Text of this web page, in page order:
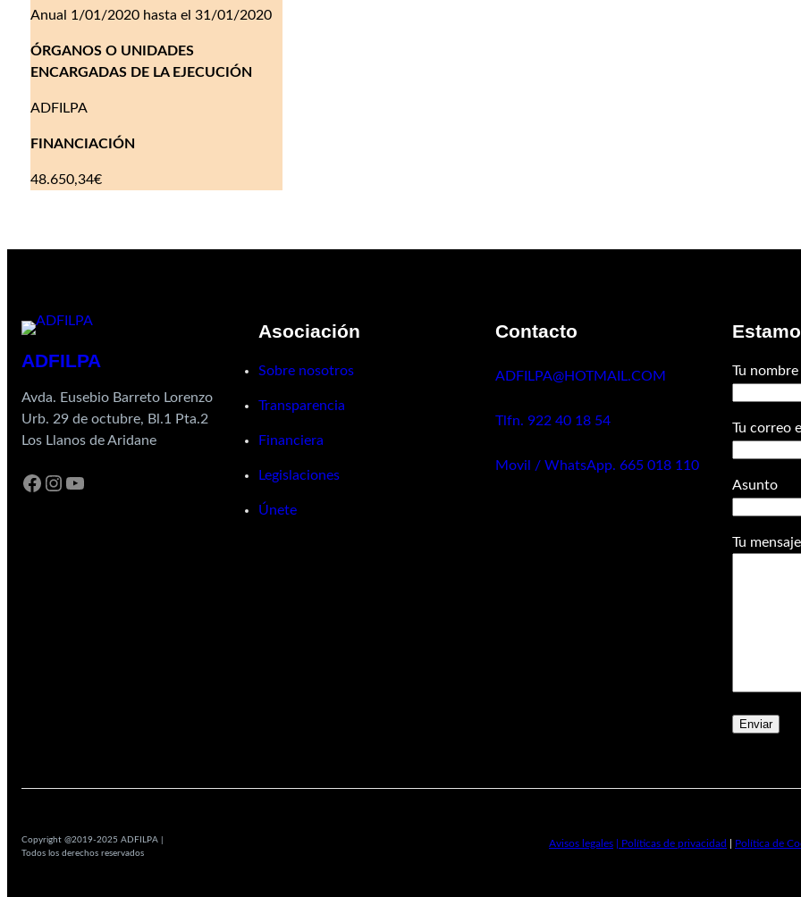
Anual 1/01/2020 hasta el 31/01/2020
ÓRGANOS O UNIDADES
ENCARGADAS DE LA EJECUCIÓN
ADFILPA
FINANCIACIÓN
48.650,34€
ADFILPA
Avda. Eusebio Barreto Lorenzo
Urb. 29 de octubre, Bl.1 Pta.2
Los Llanos de Aridane
Asociación
Sobre nosotros
Transparencia
Financiera
Legislaciones
Únete
Contacto
ADFILPA@HOTMAIL.COM
Tlfn. 922 40 18 54
Movil / WhatsApp. 665 018 110
Tu nombre
Tu correo
Asunto
Tu mensaje
Copyright @2019-2025 ADFILPA |
Todos los derechos reservados
Avisos legales | Políticas de privacidad Política de